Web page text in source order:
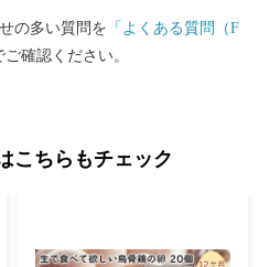
の多い質問を 「よくある質問（F
確認ください。
こちらもチェック